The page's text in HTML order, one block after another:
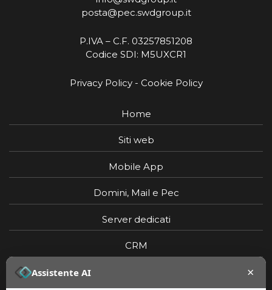
posta@pec.swdgroup.it
P.IVA – C.F. 03257851208
Codice SDI: M5UXCR1
Privacy Policy- Cookie Policy
Home
Siti web
Mobile App
Domini, Mail e Pec
Server dedicati
CRM
Assistente AI ×